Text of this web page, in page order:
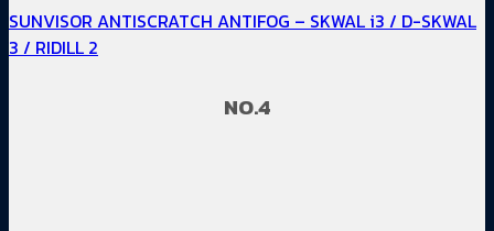
SUNVISOR ANTISCRATCH ANTIFOG – SKWAL i3 / D-SKWAL
3 / RIDILL 2
NO.4